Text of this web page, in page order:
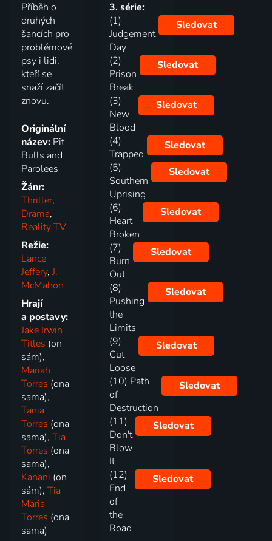
Příběh o
druhých
šancích pro
problémové
psy i lidi,
kteří se
snaží začít
znovu.
Originální
název: Pit
Bulls and
Parolees
Žánr:
Thriller,
Drama,
Reality TV
Režie:
Lance
Jeffery,J.
McMahon
Hrají
a postavy:
Jake Irwin
Titles (on
sám),
Mariah
Torres (ona
sama),
Tania
Torres (ona
sama),Tia
Torres (ona
sama),
Kanani (on
sám),Tia
Maria
Torres (ona
sama)
3. série:
(1)
Judgement
Day
Sledovat
(2)
Prison
Break
Sledovat
(3)
New
Blood
Sledovat
(4)
Trapped
Sledovat
(5)
Southern
Uprising
Sledovat
(6)
Heart
Broken
Sledovat
(7)
Burn
Out
Sledovat
(8)
Pushing
the
Limits
Sledovat
(9)
Cut
Loose
Sledovat
(10) Path
of
Destruction
Sledovat
(11)
Don't
Blow
It
Sledovat
(12)
End
of
the
Road
Sledovat